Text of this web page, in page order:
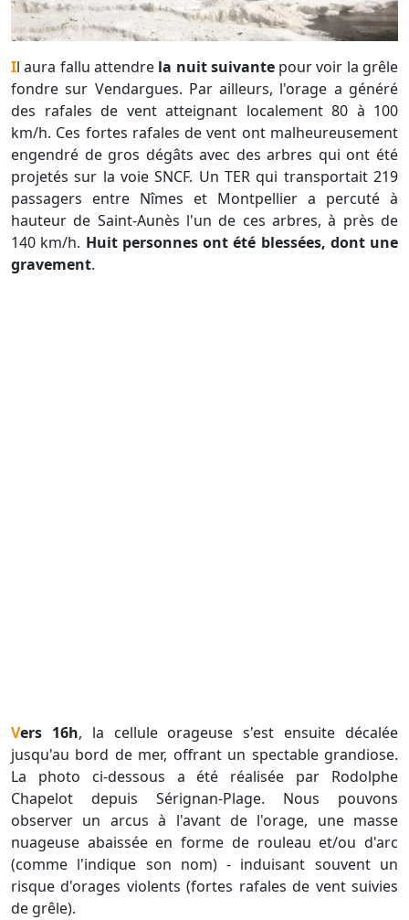
Il aura fallu attendre la nuit suivantepour voir la grêle
fondre sur Vendargues. Par ailleurs, l'orage a généré
des rafales de vent atteignant localement 80 à 100
km/h. Ces fortes rafales de vent ont malheureusement
engendré de gros dégâts avec des arbres qui ont été
projetés sur la voie SNCF. Un TER qui transportait 219
passagers entre Nîmes et Montpellier a percuté à
hauteur de Saint-Aunès l'un de ces arbres, à près de
140 km/h. Huit personnes ont été blessées, dont une
gravement.
Vers 16h, la cellule orageuse s'est ensuite décalée
jusqu'au bord de mer, offrant un spectable grandiose.
La photo ci-dessous a été réalisée par Rodolphe
Chapelot depuis Sérignan-Plage. Nous pouvons
observer un arcus à l'avant de l'orage, une masse
nuageuse abaissée en forme de rouleau et/ou d'arc
(comme l'indique son nom) - induisant souvent un
risque d'orages violents (fortes rafales de vent suivies
de grêle).